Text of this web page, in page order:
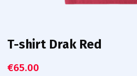
T-shirt Drak Red
€65.00